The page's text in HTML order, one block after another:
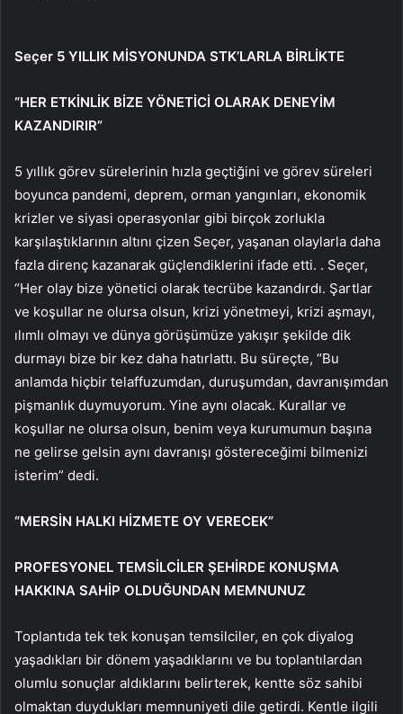
Seçer 5 YILLIK MİSYONUNDA STK’LARLA BİRLİKTE
“HER ETKİNLİK BİZE YÖNETİCİ OLARAK DENEYİM
KAZANDIRIR”
5 yıllık görev sürelerinin hızla geçtiğini ve görev süreleri
boyunca pandemi, deprem, orman yangınları, ekonomik
krizler ve siyasi operasyonlar gibi birçok zorlukla
karşılaştıklarının altını çizen Seçer, yaşanan olaylarla daha
fazla direnç kazanarak güçlendiklerini ifade etti. . Seçer,
“Her olay bize yönetici olarak tecrübe kazandırdı. Şartlar
ve koşullar ne olursa olsun, krizi yönetmeyi, krizi aşmayı,
ılımlı olmayı ve dünya görüşümüze yakışır şekilde dik
durmayı bize bir kez daha hatırlattı. Bu süreçte, “Bu
anlamda hiçbir telaffuzumdan, duruşumdan, davranışımdan
pişmanlık duymuyorum. Yine aynı olacak. Kurallar ve
koşullar ne olursa olsun, benim veya kurumumun başına
ne gelirse gelsin aynı davranışı göstereceğimi bilmenizi
isterim” dedi.
“MERSİN HALKI HİZMETE OY VERECEK”
PROFESYONEL TEMSİLCİLER ŞEHİRDE KONUŞMA
HAKKINA SAHİP OLDUĞUNDAN MEMNUNUZ
Toplantıda tek tek konuşan temsilciler, en çok diyalog
yaşadıkları bir dönem yaşadıklarını ve bu toplantılardan
olumlu sonuçlar aldıklarını belirterek, kentte söz sahibi
olmaktan duydukları memnuniyeti dile getirdi. Kentle ilgili